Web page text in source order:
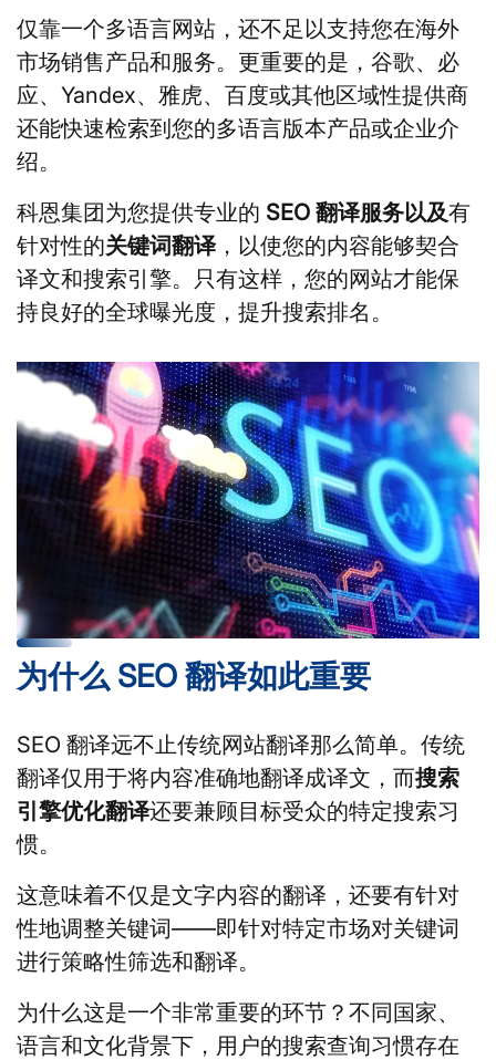
仅靠一个多语言网站，还不足以支持您在海外
市场销售产品和服务。更重要的是，谷歌、必
应、Yandex、雅虎、百度或其他区域性提供商
还能快速检索到您的多语言版本产品或企业介
绍。
科恩集团为您提供专业的 SEO 翻译服务以及有
针对性的关键词翻译 ，以使您的内容能够契合
译文和搜索引擎。只有这样，您的网站才能保
持良好的全球曝光度，提升搜索排名。
为什么 SEO 翻译如此重要
SEO 翻译远不止传统网站翻译那么简单。传统
翻译仅用于将内容准确地翻译成译文，而搜索
引擎优化翻译还要兼顾目标受众的特定搜索习
惯。
这意味着不仅是文字内容的翻译，还要有针对
性地调整关键词——即针对特定市场对关键词
进行策略性筛选和翻译。
为什么这是一个非常重要的环节？不同国家、
语言和文化背景下，用户的搜索查询习惯存在